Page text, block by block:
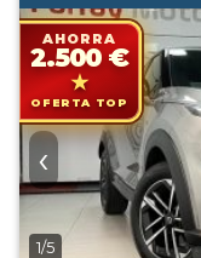
‹
AHORRA
2.500 €
OFERTA TOP
1/5